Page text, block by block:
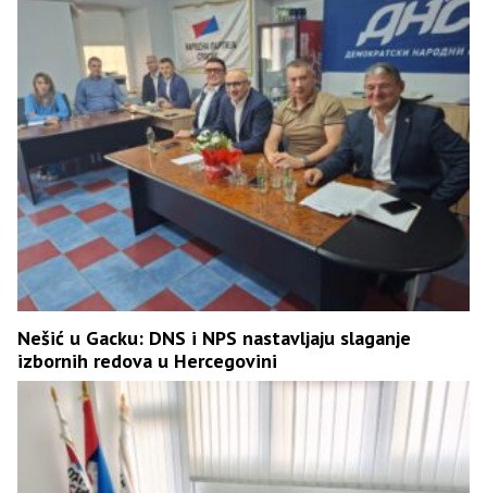
Nešić u Gacku: DNS i NPS nastavljaju slaganje
izbornih redova u Hercegovini